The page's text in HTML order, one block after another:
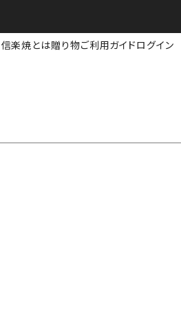
信楽焼とは贈り物ご利用ガイドログイン